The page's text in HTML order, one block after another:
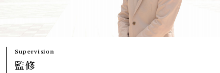
Supervision
監修